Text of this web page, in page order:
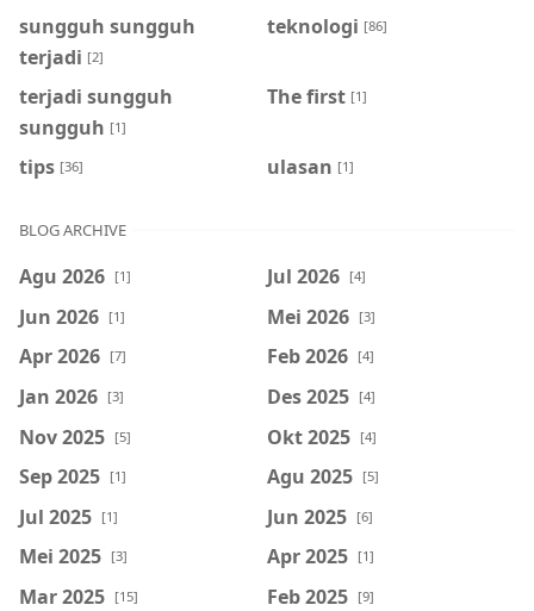
sungguh sungguh
terjadi [2]
teknologi [86]
terjadi sungguh
sungguh [1]
The first [1]
tips [36] ulasan [1]
BLOG ARCHIVE
Agu 2026 [1] Jul 2026 [4]
Jun 2026 [1] Mei 2026 [3]
Apr 2026 [7] Feb 2026 [4]
Jan 2026 [3] Des 2025 [4]
Nov 2025 [5] Okt 2025 [4]
Sep 2025 [1] Agu 2025 [5]
Jul 2025 [1] Jun 2025 [6]
Mei 2025 [3] Apr 2025 [1]
Mar 2025 [15] Feb 2025 [9]